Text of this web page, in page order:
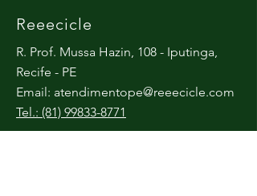
Reeecicle
R. Prof. Mussa Hazin, 108 - Iputinga,
Recife - PE
Email: atendimentope@reeecicle.com
Tel.: (81) 99833-8771